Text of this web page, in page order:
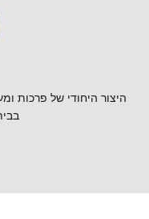
היצור היחודי של פרכות